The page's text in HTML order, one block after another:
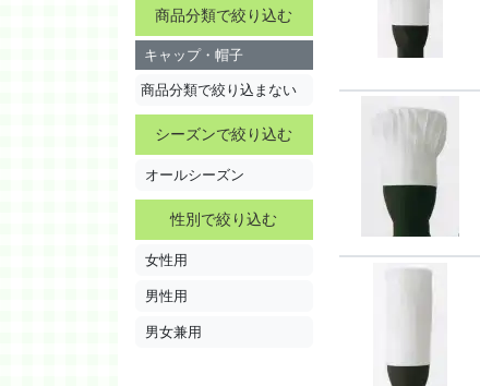
商品分類で絞り込む
キャップ・帽子
商品分類で絞り込まない
シーズンで絞り込む
オールシーズン
性別で絞り込む
女性用
男性用
男女兼用